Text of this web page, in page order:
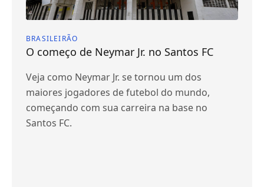
BRASILEIRÃO
O começo de Neymar Jr. no Santos FC
Veja como Neymar Jr. se tornou um dos
maiores jogadores de futebol do mundo,
começando com sua carreira na base no
Santos FC.